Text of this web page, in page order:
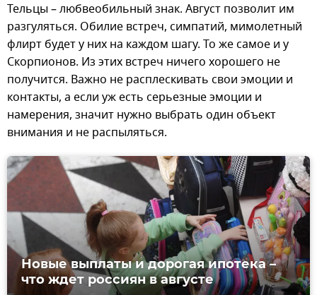
Тельцы – любвеобильный знак. Август позволит им
разгуляться. Обилие встреч, симпатий, мимолетный
флирт будет у них на каждом шагу. То же самое и у
Скорпионов. Из этих встреч ничего хорошего не
получится. Важно не расплескивать свои эмоции и
контакты, а если уж есть серьезные эмоции и
намерения, значит нужно выбрать один объект
внимания и не распыляться.
Новые выплаты и дорогая ипотека –
что ждет россиян в августе